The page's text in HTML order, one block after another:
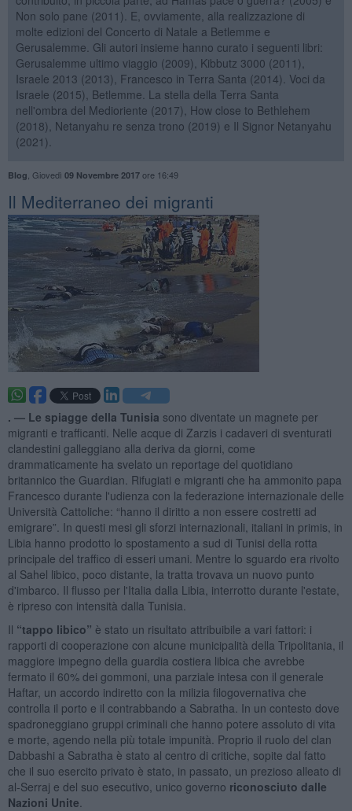
Non solo pane (2011). E, ovviamente, alla realizzazione di
molte edizioni del Concerto di Natale a Betlemme e
Gerusalemme. Gli autori insieme hanno curato i seguenti libri:
Gerusalemme ultimo viaggio (2009), Kibbutz 3000 (2011),
Israele 2013 (2013), Francesco in Terra Santa (2014). Voci da
Israele (2015), Betlemme. La stella della Terra Santa
nell'ombra del Medioriente (2017), How close to Bethlehem
(2018), Netanyahu re senza trono (2019) e Il Signor Netanyahu
(2021).
Blog Giovedì 09 Novembre 2017ore 16:49
Il Mediterraneo dei migranti
. — Le spiagge della Tunisia sono diventate un magnete per
migranti e trafficanti. Nelle acque di Zarzis i cadaveri di sventurati
clandestini galleggiano alla deriva da giorni, come
drammaticamente ha svelato un reportage del quotidiano
britannico the Guardian. Rifugiati e migranti che ha ammonito papa
Francesco durante l'udienza con la federazione internazionale delle
Università Cattoliche: “hanno il diritto a non essere costretti ad
emigrare”. In questi mesi gli sforzi internazionali, italiani in primis, in
Libia hanno prodotto lo spostamento a sud di Tunisi della rotta
principale del traffico di esseri umani. Mentre lo sguardo era rivolto
al Sahel libico, poco distante, la tratta trovava un nuovo punto
d'imbarco. Il flusso per l'Italia dalla Libia, interrotto durante l'estate,
è ripreso con intensità dalla Tunisia.
Il “tappo libico” è stato un risultato attribuibile a vari fattori: i
rapporti di cooperazione con alcune municipalità della Tripolitania, il
maggiore impegno della guardia costiera libica che avrebbe
fermato il 60% dei gommoni, una parziale intesa con il generale
Haftar, un accordo indiretto con la milizia filogovernativa che
controlla il porto e il contrabbando a Sabratha. In un contesto dove
spadroneggiano gruppi criminali che hanno potere assoluto di vita
e morte, agendo nella più totale impunità. Proprio il ruolo del clan
Dabbashi a Sabratha è stato al centro di critiche, sopite dal fatto
che il suo esercito privato è stato, in passato, un prezioso alleato di
al-Serraj e del suo esecutivo, unico governo riconosciuto dalle
Nazioni Unite